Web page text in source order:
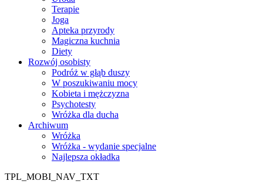
Terapie
Joga
Apteka przyrody
Magiczna kuchnia
Diety
Rozwój osobisty
Podróż w głąb duszy
W poszukiwaniu mocy
Kobieta i mężczyzna
Psychotesty
Wróżka dla ducha
Archiwum
Wróżka
Wróżka - wydanie specjalne
Najlepsza okładka
TPL_MOBI_NAV_TXT